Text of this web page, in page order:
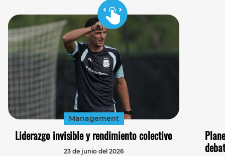
Management
Liderazgo invisible y rendimiento colectivo
23 de junio del 2026